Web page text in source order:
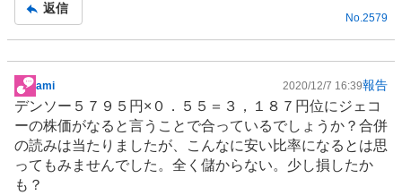
返信
No. 2579
掲
示
記
事
ami 2020/12/7 16:39報告
デンソー５７９５円×０．５５＝３，１８７円位にジェコ
ーの株価がなると言うことで合っているでしょうか？合併
の読みは当たりましたが、こんなに安い比率になるとは思
ってもみませんでした。全く儲からない。少し損したか
も？